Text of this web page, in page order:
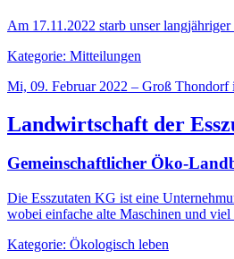
Am 17.11.2022 starb unser
Kategorie: Mitteilungen
Mi, 09. Februar 2022 – Groß Thondorf
Landwirtschaft der
Gemeinschaftlicher Öko-
Die Esszutaten KG ist eine
wobei einfache alte Maschinen und
Kategorie: Ökologisch leben